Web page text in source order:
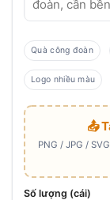
Quà công đoàn
Logo nhiều màu
📤
PNG / JPG /
Số lượng (cái)